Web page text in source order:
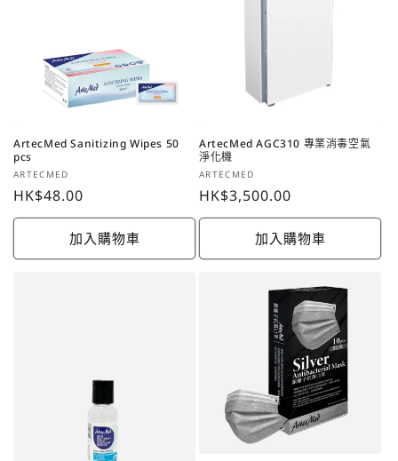
ArtecMed Sanitizing Wipes 50
pcs
廠
商：
ARTECMED
定
價
HK$48.00
加入購物車
ArtecMed AGC310 專業消毒空氣
淨化機
廠
商：
ARTECMED
定
價
HK$3,500.00
加入購物車